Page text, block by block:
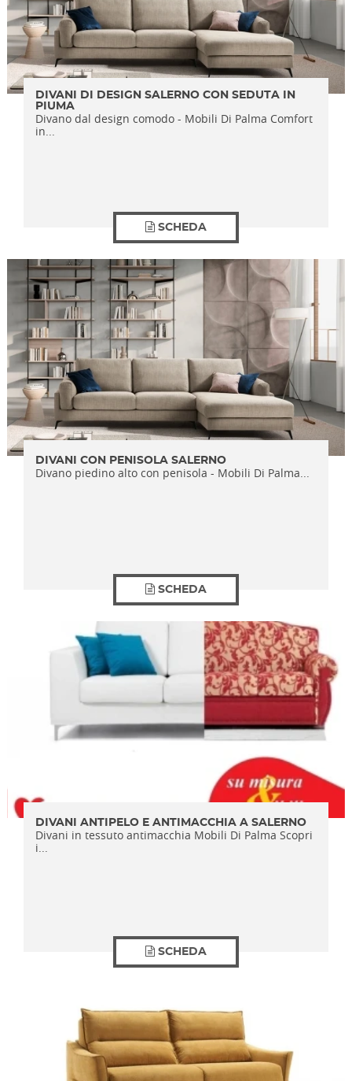
DIVANI DI DESIGN SALERNO CON SEDUTA IN
PIUMA
Divano dal design comodo - Mobili Di Palma Comfort
in...
SCHEDA
DIVANI CON PENISOLA SALERNO
Divano piedino alto con penisola - Mobili Di Palma...
SCHEDA
DIVANI ANTIPELO E ANTIMACCHIA A SALERNO
Divani in tessuto antimacchia Mobili Di Palma Scopri
i...
SCHEDA